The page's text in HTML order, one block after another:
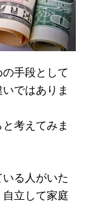
手段として
ではありま
考えてみま
る人がいた
立して家庭